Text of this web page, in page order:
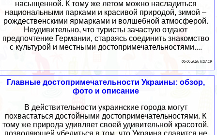
насыщенной. К тому же летом можно насладиться
национальными парками и красивой природой, зимой –
рождественскими ярмарками и волшебной атмосферой.
Неудивительно, что туристы зачастую отдают
предпочтение Германии, стараясь соединить знакомство
с культурой и местными достопримечательностями....
06 06 2026 0:27:19
Главные достопримечательности Украины: обзор,
фото и описание
В действительности украинские города могут
похвастаться достойными достопримечательностями. К
тому же природа удивляет своей удивительной красотой,